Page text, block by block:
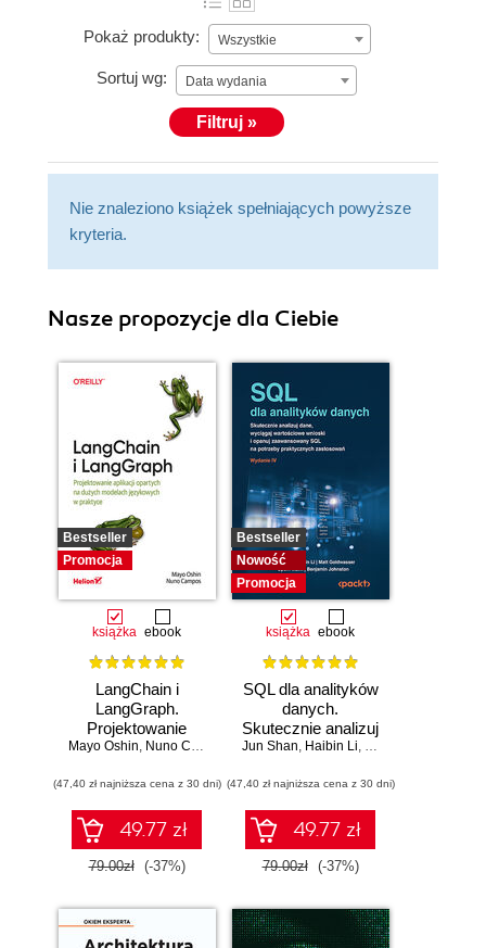
Pokaż produkty: Wszystkie
Sortuj wg: Data wydania
Filtruj »
Nie znaleziono książek spełniających powyższe
kryteria.
Nasze propozycje dla Ciebie
Bestseller
Promocja
książka ebook
LangChain i
LangGraph.
Projektowanie
aplikacji opartych
modelach
językowych w
praktyce
Mayo Oshin, Nuno Campos
(47,40 zł najniższa cena z 30 dni)
49.77 zł
79.00zł (-37%)
Bestseller
Nowość
Promocja
książka ebook
SQL dla analityków
danych.
Skutecznie analizuj
dane, wyciągaj
wnioski i opanuj
zaawansowany
SQL na potrzeby
praktycznych
zastosowań.
Jun Shan, Haibin Li, Matt Goldwasser
(47,40 zł najniższa cena z 30 dni)
49.77 zł
79.00zł (-37%)